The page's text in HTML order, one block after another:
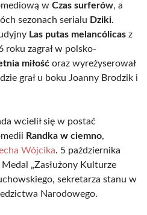
w Czas surferów, a
sezonach serialu Dziki.
Las putas melancólicas z
roku zagrał w polsko-
miłość oraz wyreżyserował
grał u boku Joanny Brodzik i
wcielił się w postać
Randka w ciemno,
Wójcika. 5 października
„Zasłużony Kulturze
sekretarza stanu w
Narodowego.